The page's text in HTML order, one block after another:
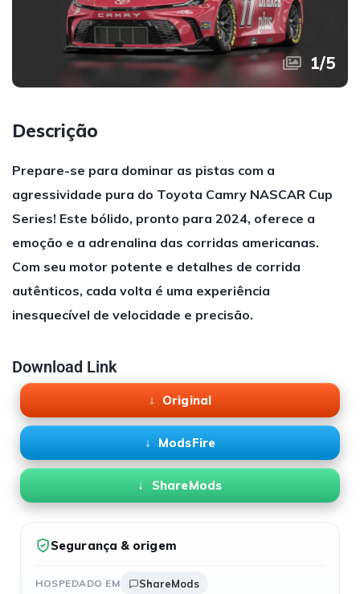
1/5
Descrição
Prepare-se para dominar as pistas com a
agressividade pura do Toyota Camry NASCAR Cup
Series! Este bólido, pronto para 2024, oferece a
emoção e a adrenalina das corridas americanas.
Com seu motor potente e detalhes de corrida
autênticos, cada volta é uma experiência
inesquecível de velocidade e precisão.
Download Link
Original
ModsFire
ShareMods
Segurança & origem
HOSPEDADO EM ShareMods